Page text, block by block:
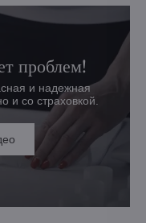
проблем!
и надежная
и со страховкой.